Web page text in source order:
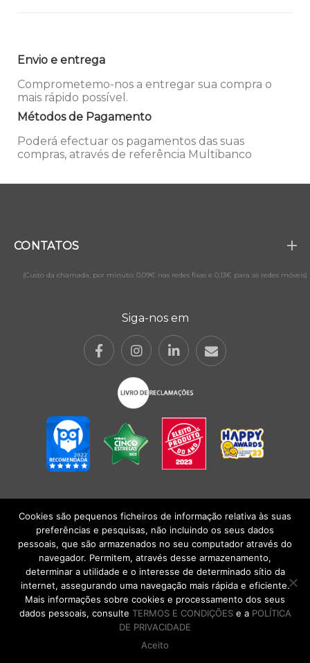
Envio e entrega
Comprometemo-nos a entregar sua compra o
mais rápido possível.
Métodos de Pagamento
Poderá efectuar os pagamentos das suas
compras, através de referência Multibanco
CONTATOS
(Custo da chamada, por minuto: 0,09€ nas redes fixas e 0,13€ para as redes móveis)
Siga-nos em
POLÍTICA DE PRIVACIDADE|TERMOS E CONDIÇÕESlCONDIÇÕES
GERAIS DE VENDA| Alberto Oculista, SA 2026. Todos os direitos reservados.
Cookies são pequenos ficheiros de informação relativa às suas
preferências e pesquisas, não incluindo os seus dados
pessoais, que são armazenados no seu computador através do
navegador. Permitem, através desse armazenamento,
determinar a utilidade e o interesse de determinado sítio da
internet, assegurando uma navegação mais rápida e eficiente.
Mais informações sobre cookies e processamento dos seus
dados pessoais, consulte TERMOS E CONDIÇÕESe a POLÍTICA
DE PRIVACIDADE
Aceito